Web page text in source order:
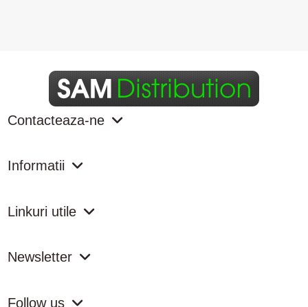
Contacteaza-ne
Informatii
Linkuri utile
Newsletter
Follow us